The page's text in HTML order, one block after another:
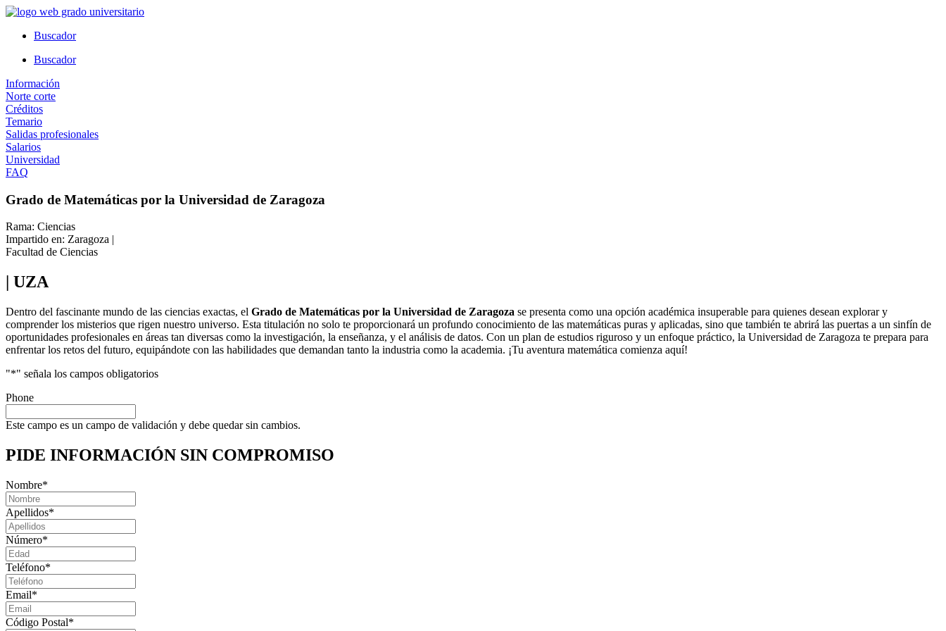
Ir
contenidoBuscador
Buscador
Información
Norte corte
Créditos
Temario
Salidas profesionales
Salarios
Universidad
FAQ
Grado de Matemáticas por la Universidad de Zaragoza
Rama: Ciencias
Impartido en: Zaragoza |
Facultad de Ciencias
| UZA
Dentro del fascinante mundo de las ciencias exactas, el Grado de Matemáticas por la Universidad de Zaragoza se presenta como una opción académica insuperable para quienes desean explorar y
comprender los misterios que rigen nuestro universo. Esta titulación no solo te proporcionará un profundo conocimiento de las matemáticas puras y aplicadas, sino que también te abrirá las puertas a un sinfín de
oportunidades profesionales en áreas tan diversas como la investigación, la enseñanza, y el análisis de datos. Con un plan de estudios riguroso y un enfoque práctico, la Universidad de Zaragoza te prepara para
enfrentar los retos del futuro, equipándote con las habilidades que demandan tanto la industria como la academia. ¡Tu aventura matemática comienza aquí!
"*" señala los campos obligatorios
Phone
Este campo es un campo de validación y debe quedar sin cambios.
PIDE INFORMACIÓN SIN COMPROMISO
Nombre*
Apellidos*
Número*
Teléfono*
Email*
Código Postal*